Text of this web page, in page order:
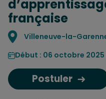
française
Localisation
Villeneuve-la-
Début : 06 octobre 2025
Postuler